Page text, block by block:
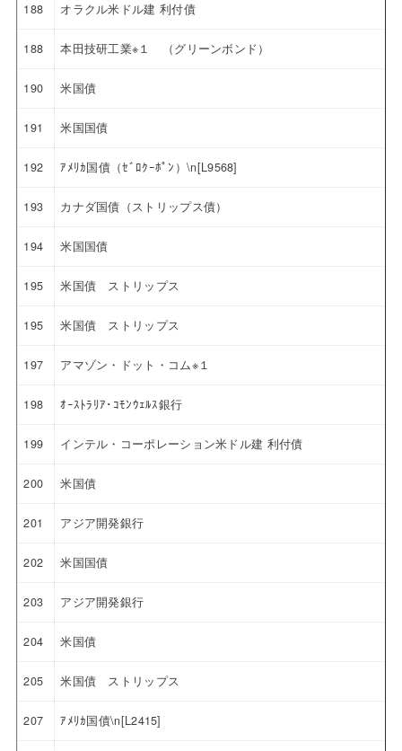
188 オラクル米ドル建 利付債
188 本田技研工業※１ （グリーンボンド）
190 米国債
191 米国国債
192 ｱﾒﾘｶ国債（ｾﾞﾛｸｰﾎﾟﾝ）\n[L9568]
193 カナダ国債（ストリップス債）
194 米国国債
195 米国債 ストリップス
195 米国債 ストリップス
197 アマゾン・ドット・コム※１
198 ｵｰｽﾄﾗﾘｱ･ｺﾓﾝｳｪﾙｽ銀行
199 インテル・コーポレーション米ドル建 利付債
200 米国債
201 アジア開発銀行
202 米国国債
203 アジア開発銀行
204 米国債
205 米国債 ストリップス
207 ｱﾒﾘｶ国債\n[L2415]